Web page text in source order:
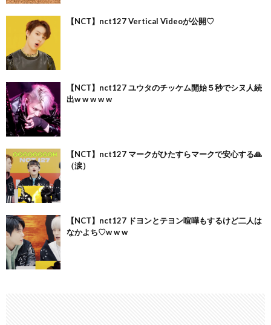
【NCT】nct127 Vertical Videoが公開♡
【NCT】nct127 ユウタのチッケム開始５秒でシヌ人続
出w w w w w
【NCT】nct127 マークがひたすらマークで安心する🙏
（涙）
【NCT】nct127 ドヨンとテヨン喧嘩もするけど二人は
なかよち♡w w w